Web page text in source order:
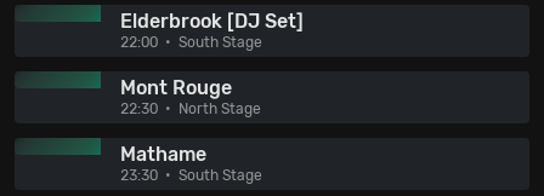
Elderbrook [DJ Set]
22:00 South Stage
Mont Rouge
22:30 North Stage
Mathame
23:30 South Stage